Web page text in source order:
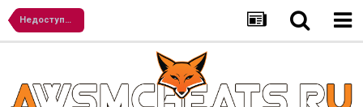
Недоступные игры для накрутки